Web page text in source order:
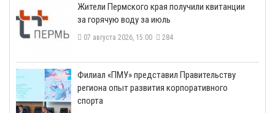
​Жители Пермского края получили квитанции
за горячую воду за июль
07 августа 2026, 15:00 284
​Филиал «ПМУ» представил Правительству
региона опыт развития корпоративного
спорта